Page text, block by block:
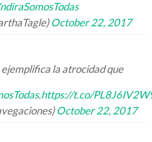
October 22, 2017
la atrocidad que
.https://t.co/
October 22, 2017